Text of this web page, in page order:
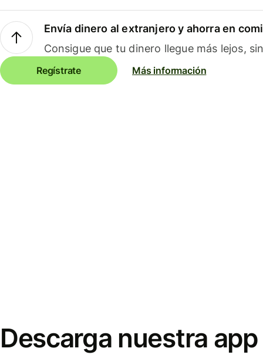
Envía dinero al extranjero y ahorra en
Consigue que tu dinero llegue más lejos,
Regístrate Más información
Descarga nuestra